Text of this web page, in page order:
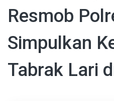
Resmob
Simpulkan
Tabrak Lari